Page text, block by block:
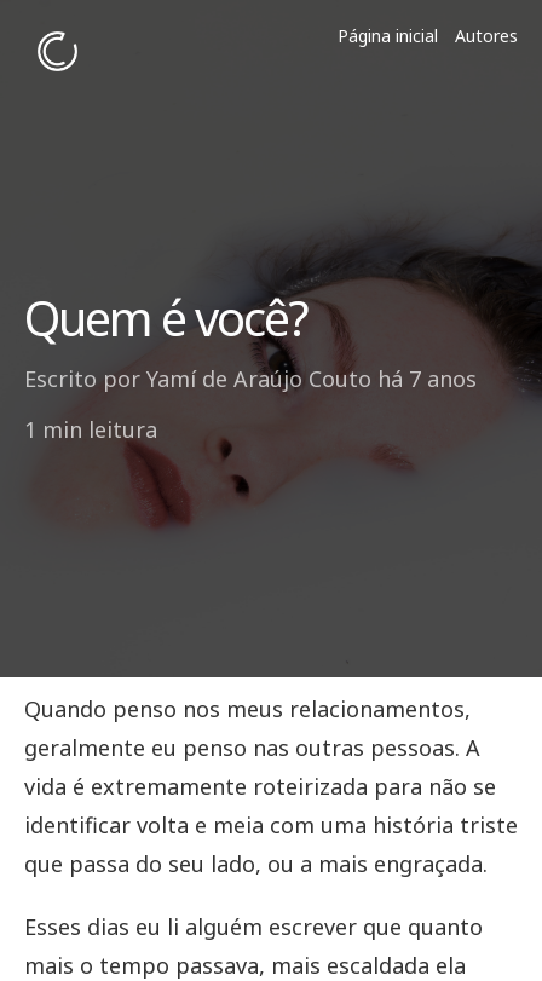
Página inicial Autores
Quem é você?
Escrito por Yamí de Araújo Couto há 7 anos
1 min leitura
Quando penso nos meus relacionamentos,
geralmente eu penso nas outras pessoas. A
vida é extremamente roteirizada para não se
identificar volta e meia com uma história triste
que passa do seu lado, ou a mais engraçada.
Esses dias eu li alguém escrever que quanto
mais o tempo passava, mais escaldada ela